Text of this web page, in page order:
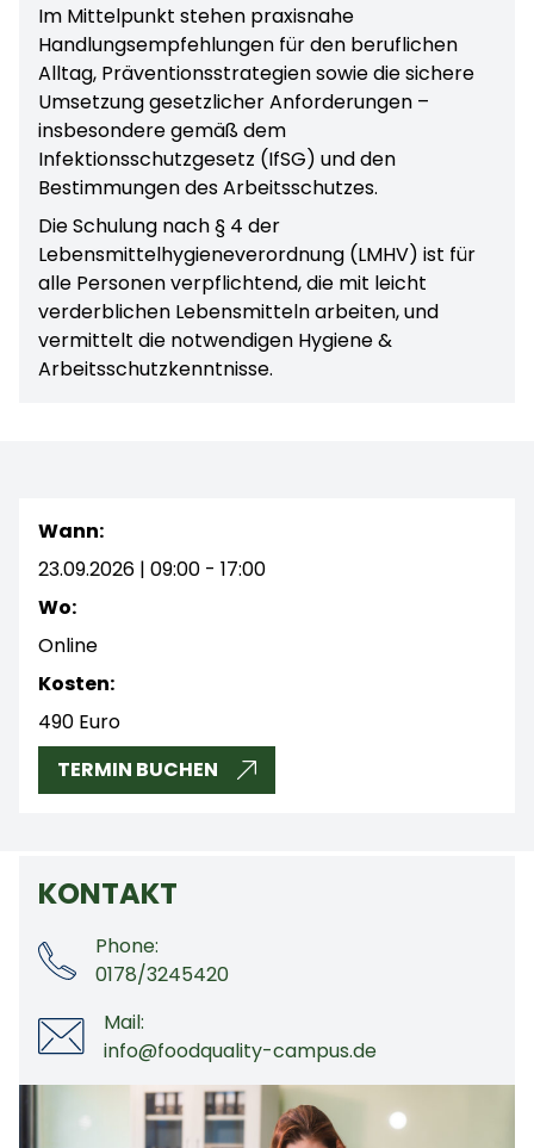
Im Mittelpunkt stehen praxisnahe
Handlungsempfehlungen für den beruflichen
Alltag, Präventionsstrategien sowie die sichere
Umsetzung gesetzlicher Anforderungen –
insbesondere gemäß dem
Infektionsschutzgesetz (IfSG) und den
Bestimmungen des Arbeitsschutzes.
Die Schulung nach § 4 der
Lebensmittelhygieneverordnung (LMHV) ist für
alle Personen verpflichtend, die mit leicht
verderblichen Lebensmitteln arbeiten, und
vermittelt die notwendigen Hygiene &
Arbeitsschutzkenntnisse.
Wann:
23.09.2026 | 09:00 - 17:00
Wo:
Online
Kosten:
490 Euro
TERMIN BUCHEN
KONTAKT
Phone:
0178/3245420
Mail:
info@foodquality-campus.de